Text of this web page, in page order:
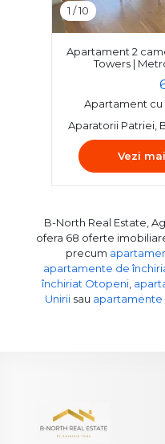
1 /10
Apartament 2
Towers |
Apartament cu
Aparatorii Patriei,
Vezi
B-North Real Estate,
ofera 68 oferte
precum
apartamente de
închiriat Otopeni,
Unirii sau apartamente